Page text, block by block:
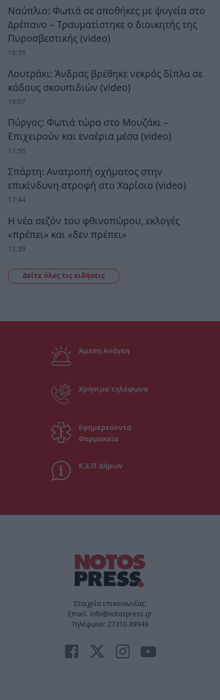
Ναύπλιο: Φωτιά σε αποθήκες με ψυγεία στο
Δρέπανο – Τραυματίστηκε ο διοικητής της
Πυροσβεστικής (video)
18:35
Λουτράκι: Άνδρας βρέθηκε νεκρός δίπλα σε
κάδους σκουπιδιών (video)
18:07
Πύργος: Φωτιά τώρα στο Μουζάκι –
Επιχειρούν και εναέρια μέσα (video)
17:55
Σπάρτη: Ανατροπή οχήματος στην
επικίνδυνη στροφή στο Χαρίσιο (video)
17:44
Η νέα σεζόν του φθινοπώρου, εκλογές
«πρέπει» και «δεν πρέπει»
12:39
Δείτε όλες τις ειδήσεις
Άμεση Ανάγκη
Χρήσιμα τηλέφωνα
Εφημερεύοντα
Φαρμακεία
Κ.Ε.Π Δήμων
Στοιχεία επικοινωνίας:
Email. info@notospress.gr
Τηλέφωνο: 27310.89949